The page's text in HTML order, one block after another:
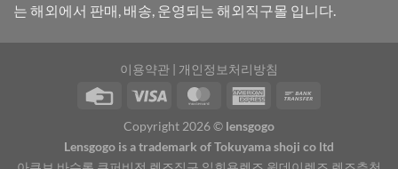
는 해외에서 판매, 배송, 운영되는 해외직구몰 입니다.
이용약관 | 개인정보처리방침
Copyright 2026 © lensgogo
Lensgogo is a trademark of Tokuyama shoji co ltd